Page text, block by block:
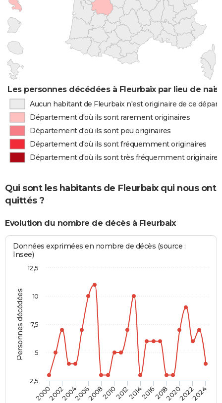
Les personnes décédées à Fleurbaix par lieu de
Aucun habitant de Fleurbaix n'est originaire de ce
Département d'où ils sont rarement originaires
Département d'où ils sont peu originaires
Département d'où ils sont fréquemment originaires
Département d'où ils sont très fréquemment originaires
Qui sont les habitants de Fleurbaix qui nous ont
quittés ?
Evolution du nombre de décès à Fleurbaix
Personnes décédées
Données exprimées en nombre de décès (source :
Insee)
2000200220042006200820102012201420162018202020222024
2,5
5
7,5
10
12,5